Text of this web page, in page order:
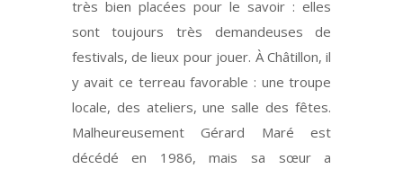
très bien placées pour le savoir : elles
sont toujours très demandeuses de
festivals, de lieux pour jouer. À Châtillon, il
y avait ce terreau favorable : une troupe
locale, des ateliers, une salle des fêtes.
Malheureusement Gérard Maré est
décédé en 1986, mais sa sœur a